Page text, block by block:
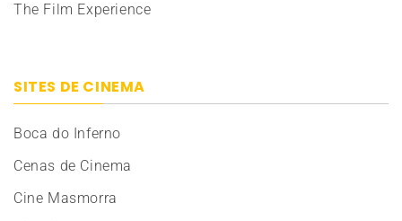
The Film Experience
SITES DE CINEMA
Boca do Inferno
Cenas de Cinema
Cine Masmorra